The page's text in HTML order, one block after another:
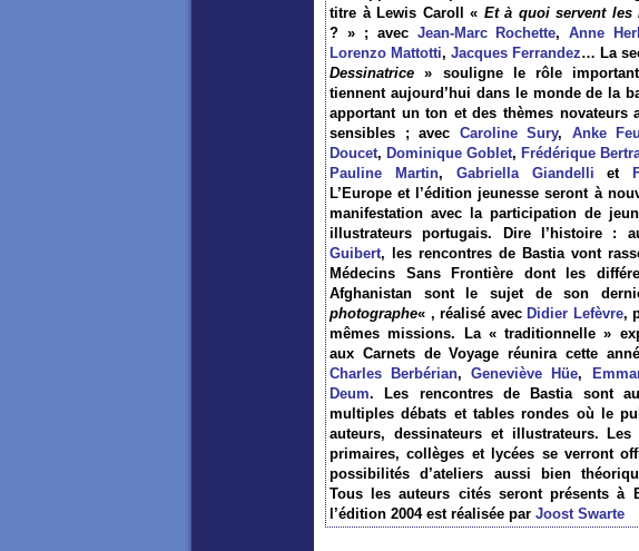
titre à Lewis Caroll « Et à quoi servent les
? » ; avec Jean-Marc Rochette,Anne
Lorenzo Mattotti, Jacques Ferrandez… La
Dessinatrice » souligne le rôle
tiennent aujourd’hui dans le monde de la
apportant un ton et des thèmes novateurs
sensibles ; avec Caroline Sury, Anke
Doucet, Dominique Goblet, Frédérique
Pauline Martin, Gabriella Giandelli et
L’Europe et l’édition jeunesse seront à
manifestation avec la participation de
illustrateurs portugais. Dire l’histoire :
Guibert, les rencontres de Bastia vont
Médecins Sans Frontière dont les
Afghanistan sont le sujet de son
photographe« , réalisé avec Didier Lefèvre,
mêmes missions. La « traditionnelle »
aux Carnets de Voyage réunira cette
Charles Berbérian, Geneviève Hüe,
Deum. Les rencontres de Bastia sont
multiples débats et tables rondes où le
auteurs, dessinateurs et illustrateurs. Les
primaires, collèges et lycées se verront
possibilités d’ateliers aussi bien
Tous les auteurs cités seront présents à
l’édition 2004 est réalisée par Joost Swarte